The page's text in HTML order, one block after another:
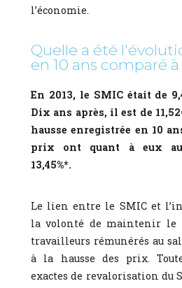
l’économie.
Quelle a été
en 10 ans comparé
En 2013, le SMIC était de
Dix ans après, il est de
hausse enregistrée en 10
prix ont quant à eux
13,45%*.
Le lien entre le SMIC et
la volonté de maintenir le
travailleurs rémunérés au
à la hausse des prix.
exactes de revalorisation du